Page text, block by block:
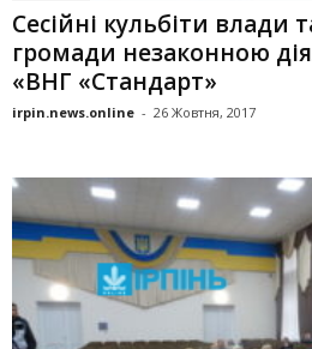
Сесійні кульбіти влади
громади незаконною
«ВНГ «Стандарт»
irpin.news.online - 26 Жовтня, 2017